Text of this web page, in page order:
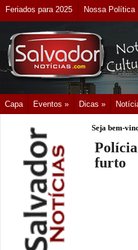
Feriados para 2025 Nossa Política
Capa Eventos » Dicas »
Seja bem-
furto